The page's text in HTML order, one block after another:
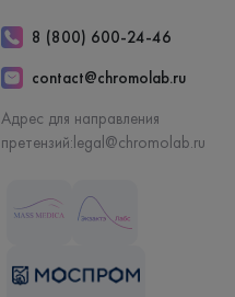
8 (800) 600-24-46
contact@chromolab.ru
Адрес для направления
претензий:legal@chromolab.ru